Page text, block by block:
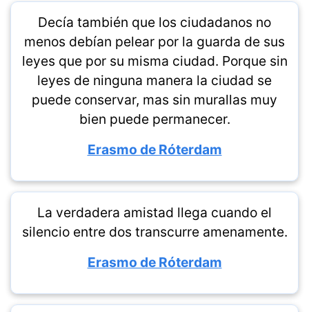
Decía también que los ciudadanos no
menos debían pelear por la guarda de sus
leyes que por su misma ciudad. Porque sin
leyes de ninguna manera la ciudad se
puede conservar, mas sin murallas muy
bien puede permanecer.
Erasmo de Róterdam
La verdadera amistad llega cuando el
silencio entre dos transcurre amenamente.
Erasmo de Róterdam